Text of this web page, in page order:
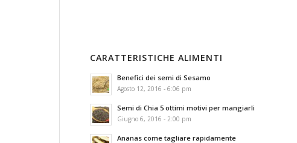
CARATTERISTICHE ALIMENTI
Benefici dei semi di Sesamo
Agosto 12, 2016 - 6:06 pm
Semi di Chia 5 ottimi motivi per mangiarli
Giugno 6, 2016 - 2:00 pm
Ananas come tagliare rapidamente